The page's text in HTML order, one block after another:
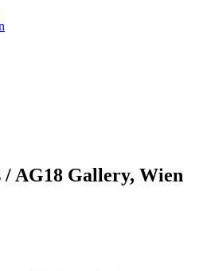
/ AG18 Gallery, Wien